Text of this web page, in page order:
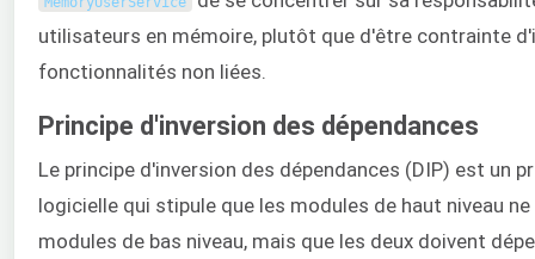
utilisateurs en mémoire, plutôt que d'être contrainte
fonctionnalités non liées.
Principe d'inversion des dépendances
Le principe d'inversion des dépendances (DIP) est un
logicielle qui stipule que les modules de haut niveau
modules de bas niveau, mais que les deux doivent